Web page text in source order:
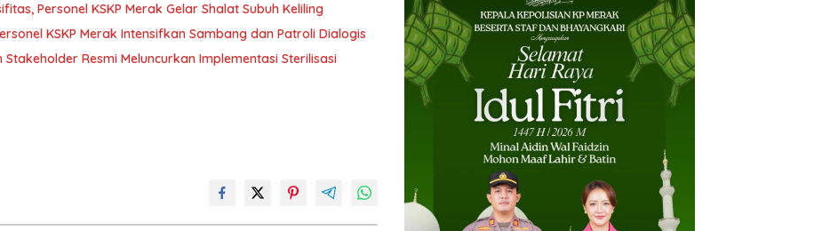
Personel KSKP Merak Gelar Shalat Subuh Keliling
KSKP Merak Intensifkan Sambang dan Patroli Dialogis
Resmi Meluncurkan Implementasi Sterilisasi